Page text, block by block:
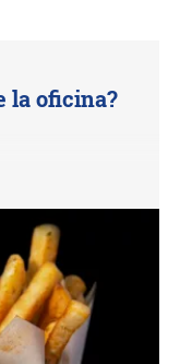
la oficina?